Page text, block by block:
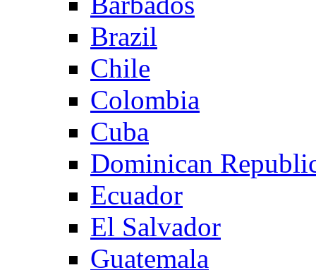
Brazil
Chile
Colombia
Cuba
Dominican
Ecuador
El Salvador
Guatemala